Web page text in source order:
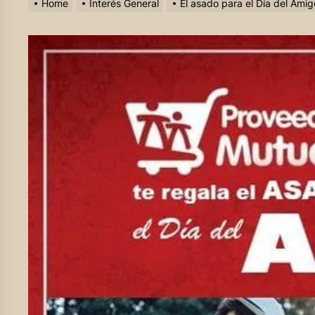
Home Interés General El asado para el Día del